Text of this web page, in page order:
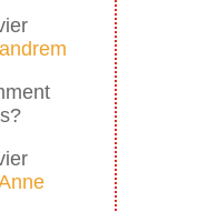
andrem